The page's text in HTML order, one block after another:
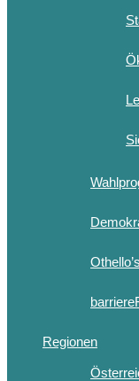
Regionen